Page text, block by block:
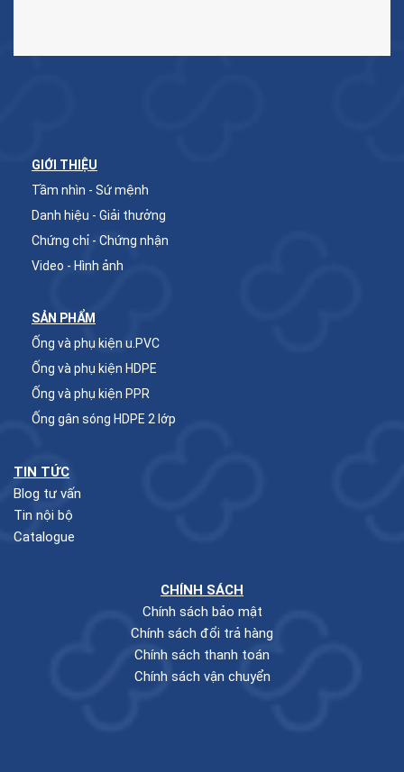
GIỚI THIỆU
Tầm nhìn - Sứ mệnh
Danh hiệu - Giải thưởng
Chứng chỉ - Chứng nhận
Video - Hình ảnh
SẢN PHẨM
Ống và phụ kiện u.PVC
Ống và phụ kiện HDPE
Ống và phụ kiện PPR
Ống gân sóng HDPE 2 lớp
TIN TỨC
Blog tư vấn
Tin nội bộ
Catalogue
CHÍNH SÁCH
Chính sách bảo mật
Chính sách đổi trả hàng
Chính sách thanh toán
Chính sách vận chuyển